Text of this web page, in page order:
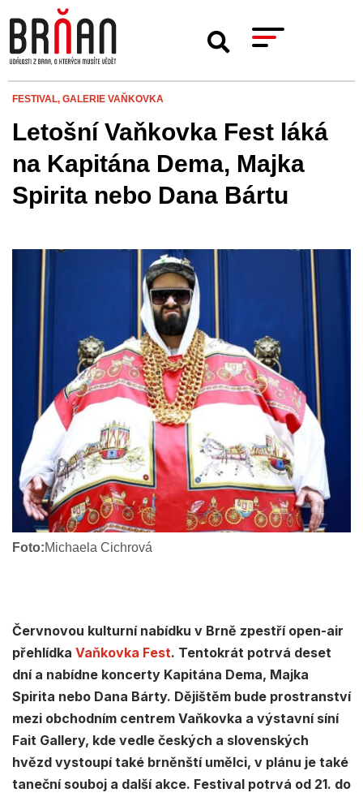
FESTIVAL, GALERIE VAŇKOVKA
Letošní Vaňkovka Fest láká
na Kapitána Dema, Majka
Spirita nebo Dana Bártu
Foto:Michaela Cichrová
Červnovou kulturní nabídku v Brně zpestří open-air
přehlídka Vaňkovka Fest. Tentokrát potrvá deset
dní a nabídne koncerty Kapitána Dema, Majka
Spirita nebo Dana Bárty. Dějištěm bude prostranství
mezi obchodním centrem Vaňkovka a výstavní síní
Fait Gallery, kde vedle českých a slovenských
hvězd vystoupí také brněnští umělci, v plánu je také
taneční souboj a další akce. Festival potrvá od 21. do